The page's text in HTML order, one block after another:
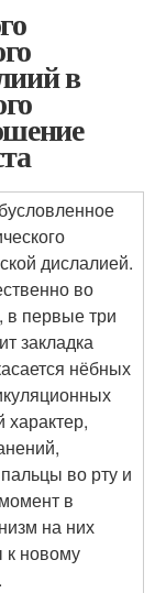
в
дислалией.
во
в первые три
закладка
нёбных
характер,
во рту и
в
на них
к новому